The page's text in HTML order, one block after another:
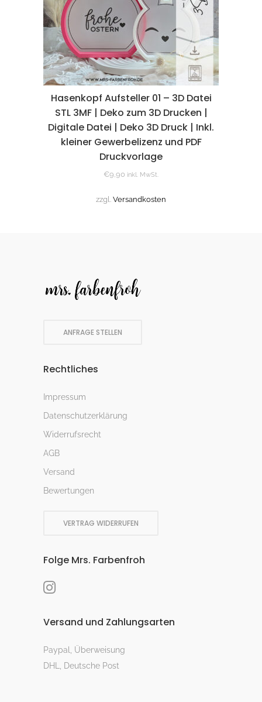
Hasenkopf Aufsteller 01 – 3D Datei
STL 3MF | Deko zum 3D Drucken |
Digitale Datei | Deko 3D Druck | Inkl.
kleiner Gewerbelizenz und PDF
Druckvorlage
€9,90 inkl. MwSt.
zzgl. Versandkosten
ANFRAGE STELLEN
Rechtliches
Impressum
Datenschutzerklärung
Widerrufsrecht
AGB
Versand
Bewertungen
VERTRAG WIDERRUFEN
Folge Mrs. Farbenfroh
Versand und Zahlungsarten
Paypal, Überweisung
DHL, Deutsche Post